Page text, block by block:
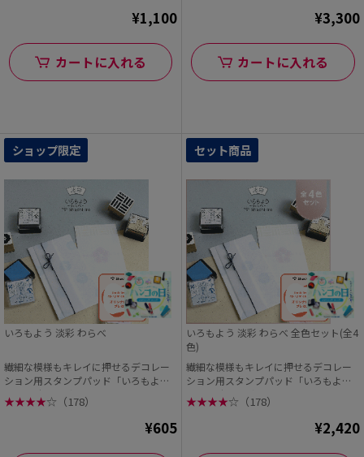
¥1,100
カートに入れる
¥3,300
カートに入れる
ショップ限定
いろもよう 淡彩 わらべ
繊細な模様もキレイに押せるデコレー
ション用スタンプパッド「いろもよ
う」 日本の伝統色か...
★★★★☆ （178）
¥605
セット商品
いろもよう 淡彩 わらべ 全色セット(全4
色)
繊細な模様もキレイに押せるデコレー
ション用スタンプパッド「いろもよ
う」 日本の伝統色か...
★★★★☆ （178）
¥2,420